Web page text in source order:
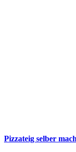
Pizzateig selber